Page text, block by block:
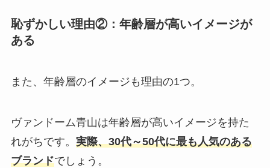
恥ずかしい理由②：年齢層が高いイメージが
ある
また、年齢層のイメージも理由の1つ。
ヴァンドーム青山は年齢層が高いイメージを持た
れがちです。 実際、30代～50代に最も人気のある
ブランドでしょう。